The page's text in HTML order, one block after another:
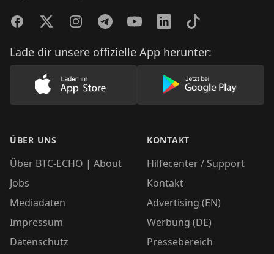
FacebookTwitterInstagramTelegramYouTubeLinkedInTikTok
Lade dir unsere offizielle App herunter:
Lade unsere App im AppStore herunter
Lade unsere
ÜBER UNS
Über BTC-ECHO | About
Jobs
Mediadaten
Impressum
Datenschutz
KONTAKT
Hilfecenter / Support
Kontakt
Advertising (EN)
Werbung (DE)
Pressebereich